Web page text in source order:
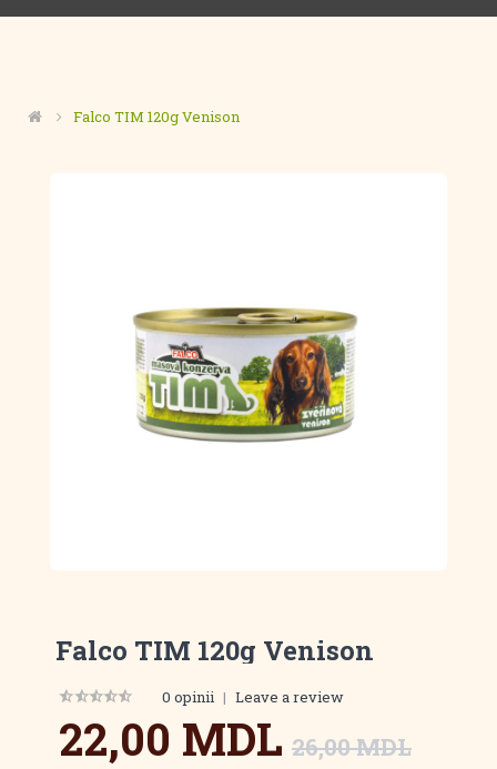
Falco TIM 120g Venison
Falco TIM 120g Venison
0 opinii | Leave a review
22,00 MDL 26,00 MDL